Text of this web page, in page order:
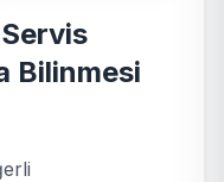
Bilinmesi